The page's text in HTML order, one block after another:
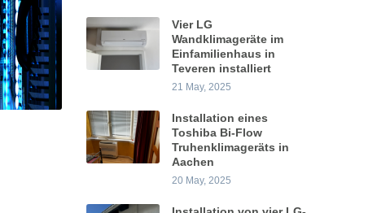
Vier LG
Wandklimageräte im
Einfamilienhaus in
Teveren installiert
21 May, 2025
Installation eines
Toshiba Bi-Flow
Truhenklimageräts in
Aachen
20 May, 2025